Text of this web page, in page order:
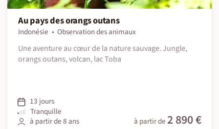
Au pays des orangs outans
Indonésie
Observation des animaux
Une aventure au cœur de la nature sauvage. Jungle,
orangs outans, volcan, lac Toba
13 jours
Tranquille
à partir de 8 ans
à partir de 2 890 €